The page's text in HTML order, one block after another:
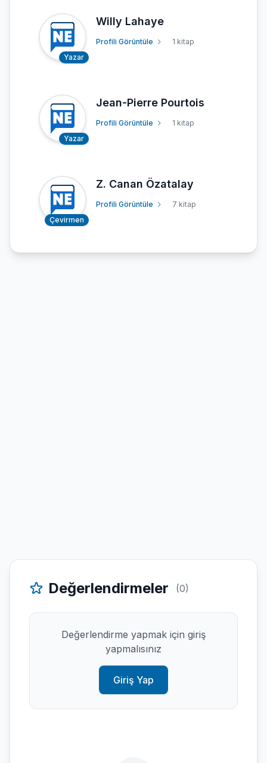
Yazar
Willy Lahaye
Profili Görüntüle 1 kitap
Yazar
Jean-Pierre Pourtois
Profili Görüntüle 1 kitap
Çevirmen
Z. Canan Özatalay
Profili Görüntüle 7 kitap
Değerlendirmeler (0)
Değerlendirme yapmak için giriş
yapmalısınız
Giriş Yap